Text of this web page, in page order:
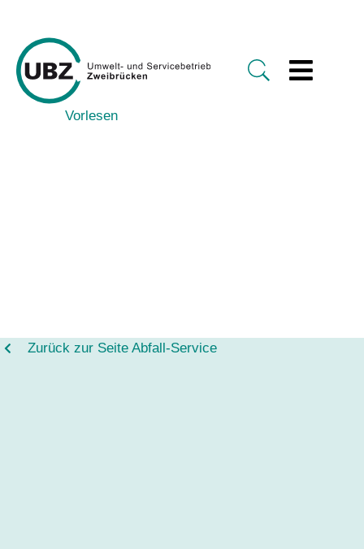
Vorlesen
Zurück zur Seite Abfall-Service